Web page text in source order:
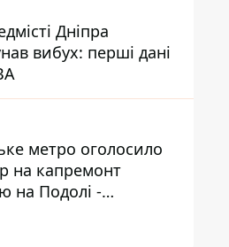
Дніпра
вибух: перші дані
метро оголосило
на капремонт
на Подолі -